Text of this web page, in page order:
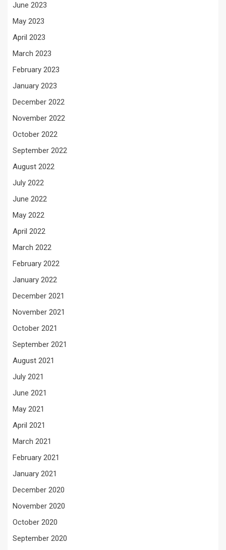
June 2023
May 2023
April 2023
March 2023
February 2023
January 2023
December 2022
November 2022
October 2022
September 2022
August 2022
July 2022
June 2022
May 2022
April 2022
March 2022
February 2022
January 2022
December 2021
November 2021
October 2021
September 2021
August 2021
July 2021
June 2021
May 2021
April 2021
March 2021
February 2021
January 2021
December 2020
November 2020
October 2020
September 2020